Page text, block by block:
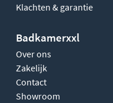
Klachten & garantie
Badkamerxxl
Over ons
Zakelijk
Contact
Showroom